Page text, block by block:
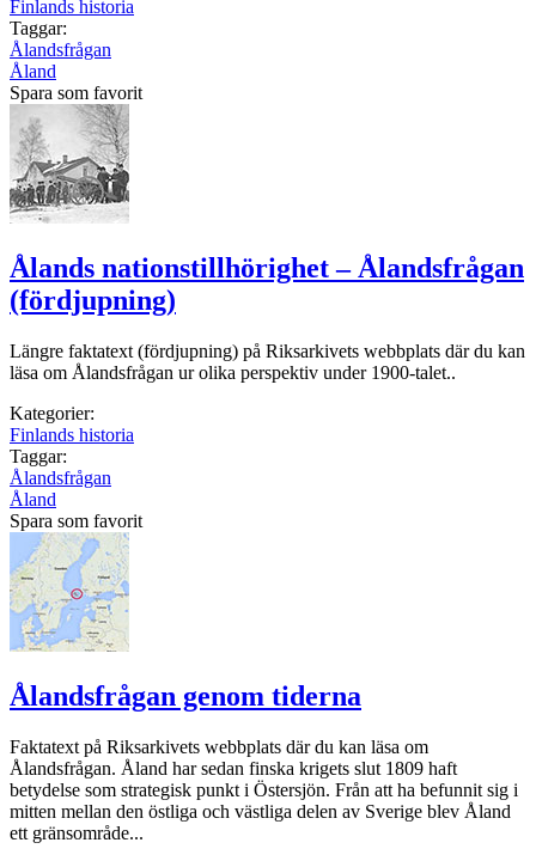
Finlands historia
Taggar:
Ålandsfrågan
Åland
Spara som favorit
Ålands nationstillhörighet – Ålandsfrågan
(fördjupning)
Längre faktatext (fördjupning) på Riksarkivets webbplats där du kan
läsa om Ålandsfrågan ur olika perspektiv under 1900-talet..
Kategorier:
Finlands historia
Taggar:
Ålandsfrågan
Åland
Spara som favorit
Ålandsfrågan genom tiderna
Faktatext på Riksarkivets webbplats där du kan läsa om
Ålandsfrågan. Åland har sedan finska krigets slut 1809 haft
betydelse som strategisk punkt i Östersjön. Från att ha befunnit sig i
mitten mellan den östliga och västliga delen av Sverige blev Åland
ett gränsområde...